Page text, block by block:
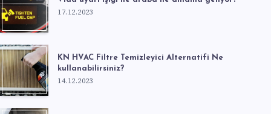
17.12.2023
KN HVAC Filtre Temizleyici Alternatifi Ne
kullanabilirsiniz?
14.12.2023